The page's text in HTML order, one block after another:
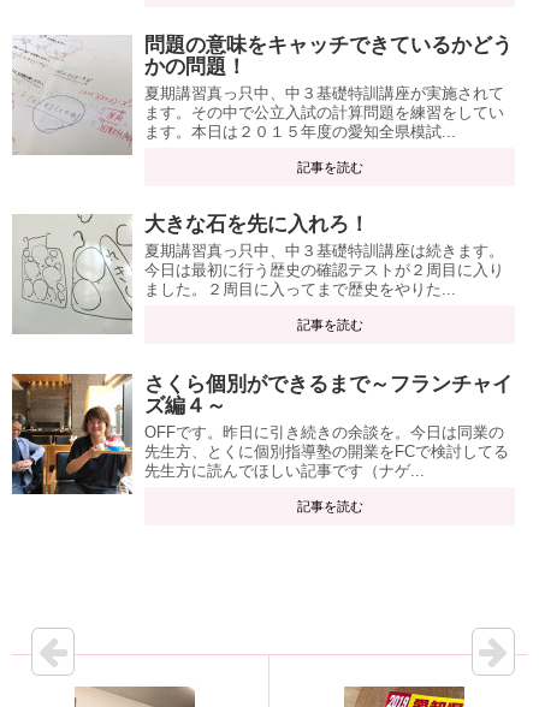
問題の意味をキャッチできているかどう
かの問題！
夏期講習真っ只中、中３基礎特訓講座が実施されて
ます。その中で公立入試の計算問題を練習をしてい
ます。本日は２０１５年度の愛知全県模試...
記事を読む
大きな石を先に入れろ！
夏期講習真っ只中、中３基礎特訓講座は続きます。
今日は最初に行う歴史の確認テストが２周目に入り
ました。２周目に入ってまで歴史をやりた...
記事を読む
さくら個別ができるまで～フランチャイ
ズ編４～
OFFです。昨日に引き続きの余談を。今日は同業の
先生方、とくに個別指導塾の開業をFCで検討してる
先生方に読んでほしい記事です（ナゲ...
記事を読む